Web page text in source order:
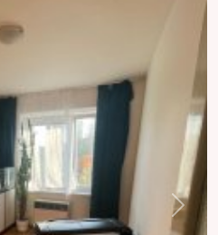
Next